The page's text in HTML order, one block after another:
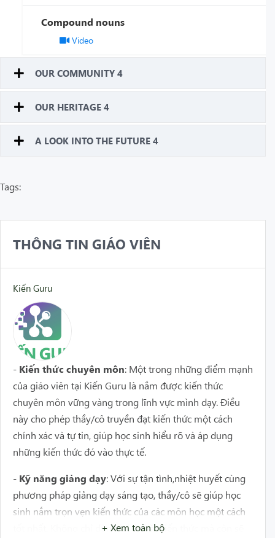
Compound nouns
Video
OUR COMMUNITY 4
OUR HERITAGE 4
A LOOK INTO THE FUTURE 4
Tags:
THÔNG TIN GIÁO VIÊN
Kiến Guru
- Kiến thức chuyên môn: Một trong những điểm mạnh
của giáo viên tại Kiến Guru là nắm được kiến thức
chuyên môn vững vàng trong lĩnh vực mình dạy. Điều
này cho phép thầy/cô truyền đạt kiến thức một cách
chính xác và tự tin, giúp học sinh hiểu rõ và áp dụng
những kiến thức đó vào thực tế.
- Kỹ năng giảng dạy: Với sự tận tình,nhiệt huyết cùng
phương pháp giảng dạy sáng tạo, thầy/cô sẽ giúp học
sinh nắm trọn vẹn kiến thức của các môn học một cách
tốt nhất. Không chỉ dừng lại ở mặt kiến thức mà còn sẽ
+ Xem toàn bộ